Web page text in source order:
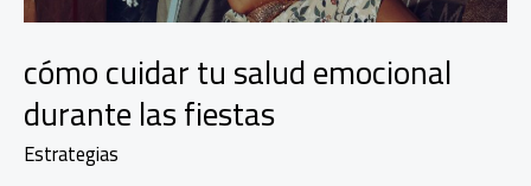
cómo cuidar tu salud emocional
durante las fiestas
Estrategias